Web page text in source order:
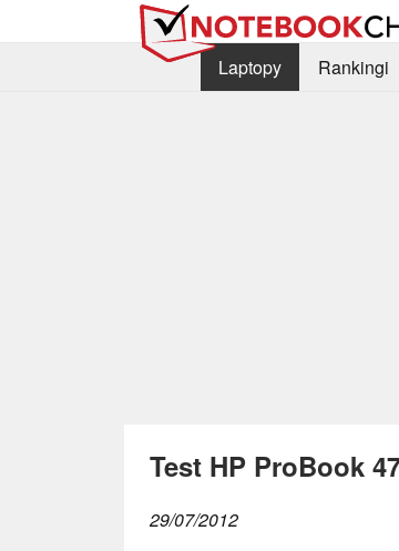
Laptopy
Rankingi
Test HP ProBook
29/07/2012